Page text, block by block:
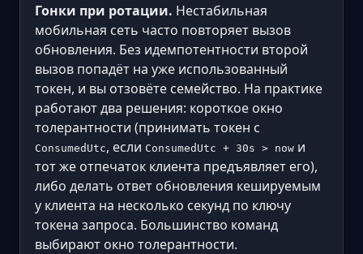
Гонки при ротации. Нестабильная
мобильная сеть часто повторяет вызов
обновления. Без идемпотентности второй
вызов попадёт на уже использованный
токен, и вы отзовёте семейство. На практике
работают два решения: короткое окно
толерантности (принимать токен с
ConsumedUtc, если ConsumedUtc + 30s > now и
тот же отпечаток клиента предъявляет его),
либо делать ответ обновления кешируемым
у клиента на несколько секунд по ключу
токена запроса. Большинство команд
выбирают окно толерантности.